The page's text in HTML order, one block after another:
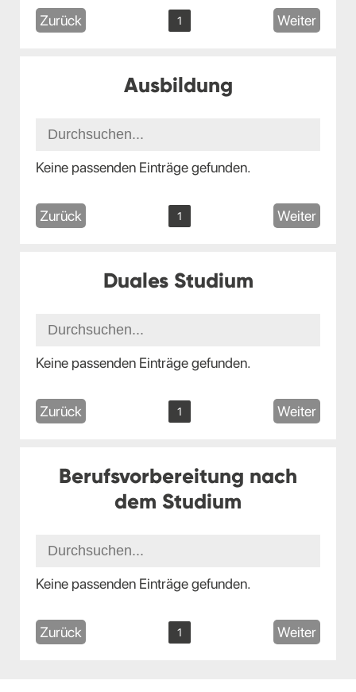
Zurück 1 Weiter
Ausbildung
Keine passenden Einträge gefunden.
Zurück 1 Weiter
Duales Studium
Keine passenden Einträge gefunden.
Zurück 1 Weiter
Berufsvorbereitung nach
dem Studium
Keine passenden Einträge gefunden.
Zurück 1 Weiter